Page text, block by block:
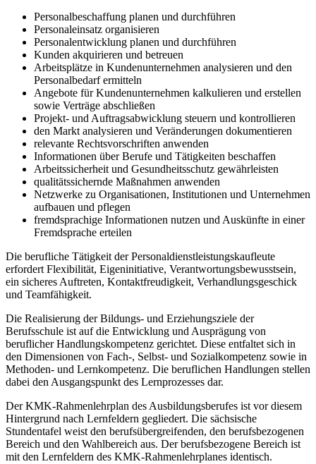
Personalbeschaffung planen und durchführen
Personaleinsatz organisieren
Personalentwicklung planen und durchführen
Kunden akquirieren und betreuen
Arbeitsplätze in Kundenunternehmen analysieren und den
Personalbedarf ermitteln
Angebote für Kundenunternehmen kalkulieren und erstellen
sowie Verträge abschließen
Projekt- und Auftragsabwicklung steuern und kontrollieren
den Markt analysieren und Veränderungen dokumentieren
relevante Rechtsvorschriften anwenden
Informationen über Berufe und Tätigkeiten beschaffen
Arbeitssicherheit und Gesundheitsschutz gewährleisten
qualitätssichernde Maßnahmen anwenden
Netzwerke zu Organisationen, Institutionen und Unternehmen
aufbauen und pflegen
fremdsprachige Informationen nutzen und Auskünfte in einer
Fremdsprache erteilen
Die berufliche Tätigkeit der Personaldienstleistungskaufleute
erfordert Flexibilität, Eigeninitiative, Verantwortungsbewusstsein,
ein sicheres Auftreten, Kontaktfreudigkeit, Verhandlungsgeschick
und Teamfähigkeit.
Die Realisierung der Bildungs- und Erziehungsziele der
Berufsschule ist auf die Entwicklung und Ausprägung von
beruflicher Handlungskompetenz gerichtet. Diese entfaltet sich in
den Dimensionen von Fach-, Selbst- und Sozialkompetenz sowie in
Methoden- und Lernkompetenz. Die beruflichen Handlungen stellen
dabei den Ausgangspunkt des Lernprozesses dar.
Der KMK-Rahmenlehrplan des Ausbildungsberufes ist vor diesem
Hintergrund nach Lernfeldern gegliedert. Die sächsische
Stundentafel weist den berufsübergreifenden, den berufsbezogenen
Bereich und den Wahlbereich aus. Der berufsbezogene Bereich ist
mit den Lernfeldern des KMK-Rahmenlehrplanes identisch.